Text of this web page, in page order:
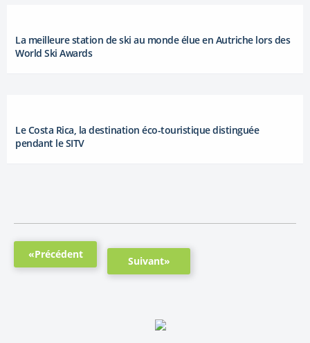
La meilleure station de ski au monde élue en Autriche lors des
World Ski Awards
Le Costa Rica, la destination éco-touristique distinguée
pendant le SITV
«Précédent
Suivant»